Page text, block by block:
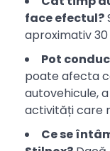
face efectul?
aproximativ
Pot
poate afecta
autovehicule,
activități care
Ce se